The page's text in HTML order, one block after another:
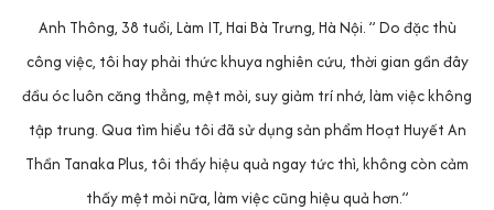
Anh Thông, 38 tuổi, Làm IT, Hai Bà Trưng, Hà Nội. ” Do đặc thù
công việc, tôi hay phải thức khuya nghiên cứu, thời gian gần đây
đầu óc luôn căng thẳng, mệt mỏi, suy giảm trí nhớ, làm việc không
tập trung. Qua tìm hiểu tôi đã sử dụng sản phẩm Hoạt Huyết An
Thần Tanaka Plus, tôi thấy hiệu quả ngay tức thì, không còn cảm
thấy mệt mỏi nữa, làm việc cũng hiệu quả hơn.”